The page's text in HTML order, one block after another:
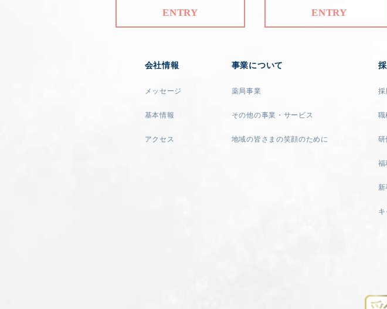
ENTRY
ENTRY
会社情報
メッセージ
基本情報
アクセス
事業について
薬局事業
その他の事業・サービス
地域の皆さまの笑顔のために
採
職
研
福